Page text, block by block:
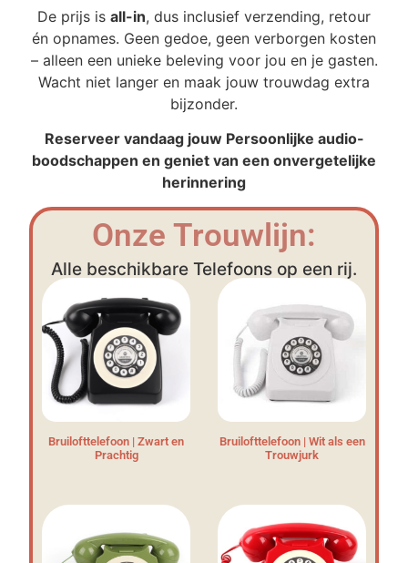
De prijs is all-in, dus inclusief verzending, retour
én opnames. Geen gedoe, geen verborgen kosten
– alleen een unieke beleving voor jou en je gasten.
Wacht niet langer en maak jouw trouwdag extra
bijzonder.
Reserveer vandaag jouw Persoonlijke audio-
boodschappen en geniet van een onvergetelijke
herinnering
Onze Trouwlijn:
Alle beschikbare Telefoons op een rij.
Bruilofttelefoon | Zwart en
Prachtig
Bruilofttelefoon | Wit als een
Trouwjurk